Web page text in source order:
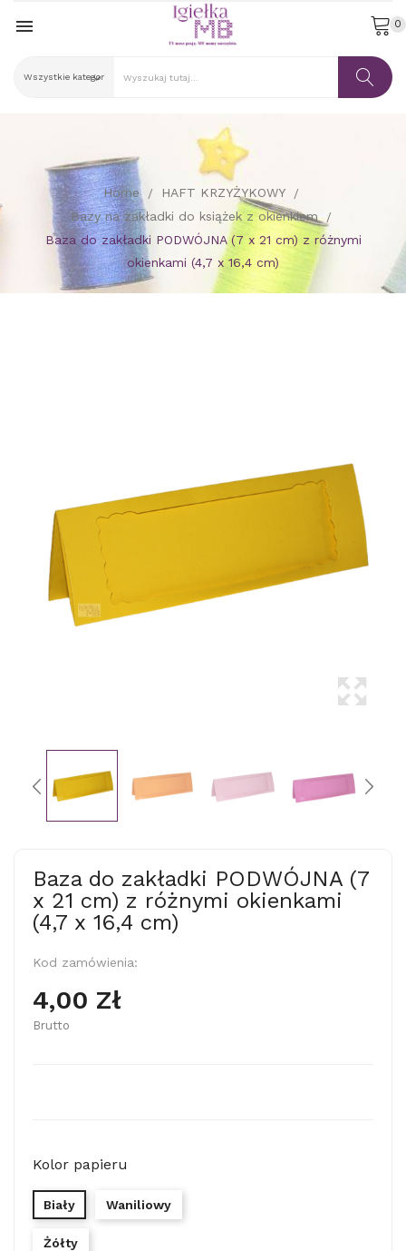
 0
Home
HAFT KRZYŻYKOWY
Bazy na zakładki do książek z okienkiem
Baza do zakładki PODWÓJNA (7 x 21 cm) z różnymi
okienkami (4,7 x 16,4 cm)
Baza do zakładki PODWÓJNA (7
x 21 cm) z różnymi okienkami
(4,7 x 16,4 cm)
Kod zamówienia:
4,00 Zł
Brutto
Kolor papieru
Biały Waniliowy
Żółty